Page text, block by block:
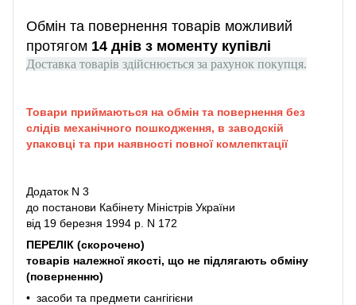
Обмін та повернення товарів можливий
протягом 14 днів з моменту купівлі
Доставка товарів здійснюється за рахунок покупця.
Товари приймаються на обмін та повернення без
слідів механічного пошкодження, в заводскій
упаковці та при наявності повної комлепктації
Додаток N 3
до постанови Кабінету Міністрів України
від 19 березня 1994 р. N 172
ПЕРЕЛІК (скорочено)
товарів належної якості, що не підлягають обміну
(поверненню)
• засоби та предмети сангігієни